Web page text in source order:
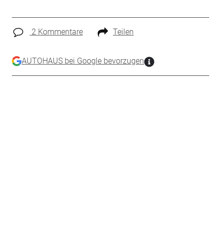
2 Kommentare Teilen
AUTOHAUS bei Google bevorzugen